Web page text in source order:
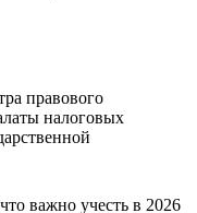
правового
налоговых
важно учесть в 2026